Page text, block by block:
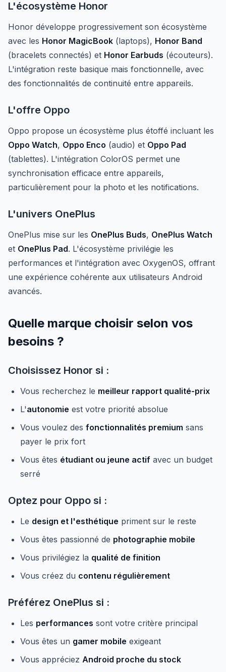
L'écosystème Honor
Honor développe progressivement son écosystème
avec les Honor MagicBook (laptops), Honor Band
(bracelets connectés) et Honor Earbuds (écouteurs).
L'intégration reste basique mais fonctionnelle, avec
des fonctionnalités de continuité entre appareils.
L'offre Oppo
Oppo propose un écosystème plus étoffé incluant les
Oppo Watch, Oppo Enco (audio) et Oppo Pad
(tablettes). L'intégration ColorOS permet une
synchronisation efficace entre appareils,
particulièrement pour la photo et les notifications.
L'univers OnePlus
OnePlus mise sur les OnePlus Buds, OnePlus Watch
et OnePlus Pad. L'écosystème privilégie les
performances et l'intégration avec OxygenOS, offrant
une expérience cohérente aux utilisateurs Android
avancés.
Quelle marque choisir selon vos
besoins ?
Choisissez Honor si :
Vous recherchez le meilleur rapport qualité-prix
L'autonomie est votre priorité absolue
Vous voulez des fonctionnalités premium sans
payer le prix fort
Vous êtes étudiant ou jeune actif avec un budget
serré
Optez pour Oppo si :
Le design et l'esthétique priment sur le reste
Vous êtes passionné de photographie mobile
Vous privilégiez la qualité de finition
Vous créez du contenu régulièrement
Préférez OnePlus si :
Les performances sont votre critère principal
Vous êtes un gamer mobile exigeant
Vous appréciez Android proche du stock